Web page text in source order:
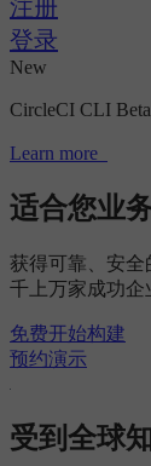
注册
登录
New
CircleCI CLI
Learn more
适合您业
获得可靠、安全
千上万家成功企
免费开始构建
预约演示
受到全球